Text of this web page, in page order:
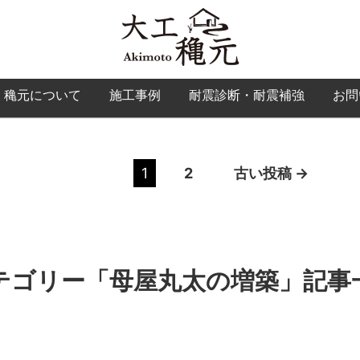
大工 穐元
穐元について 施工事例 耐震診断・耐震補強 お
1 2 古い投稿 →
ゴリー「母屋丸太の増築」記事